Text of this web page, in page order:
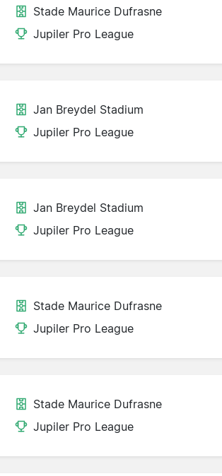
Stade Maurice Dufrasne
Jupiler Pro League
Jan Breydel Stadium
Jupiler Pro League
Jan Breydel Stadium
Jupiler Pro League
Stade Maurice Dufrasne
Jupiler Pro League
Stade Maurice Dufrasne
Jupiler Pro League